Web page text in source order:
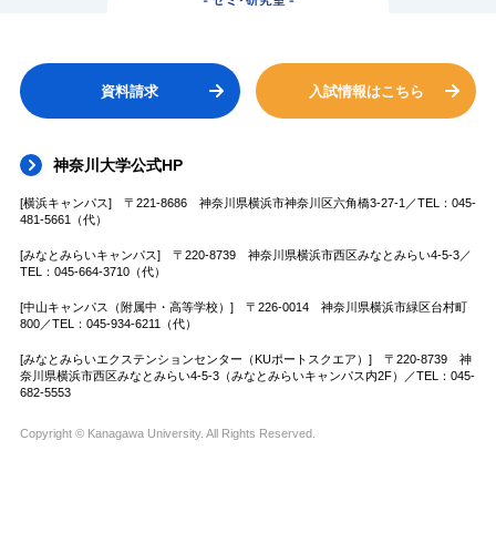
資料請求 入試情報はこちら
神奈川大学公式HP
[横浜キャンパス] 〒221-8686 神奈川県横浜市神奈川区六角橋3-27-1／TEL：045-
481-5661（代）
[みなとみらいキャンパス] 〒220-8739 神奈川県横浜市西区みなとみらい4-5-3／
TEL：045-664-3710（代）
[中山キャンパス（附属中・高等学校）] 〒226-0014 神奈川県横浜市緑区台村町
800／TEL：045-934-6211（代）
[みなとみらいエクステンションセンター（KUポートスクエア）] 〒220-8739 神
奈川県横浜市西区みなとみらい4-5-3（みなとみらいキャンパス内2F）／TEL：045-
682-5553
Copyright © Kanagawa University. All Rights Reserved.